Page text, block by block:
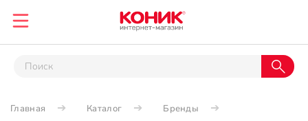
Главная Каталог
Бренды